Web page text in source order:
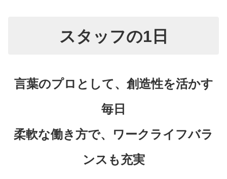
スタッフの1日
言葉のプロとして、創造性を活かす
毎日
柔軟な働き方で、ワークライフバラ
ンスも充実